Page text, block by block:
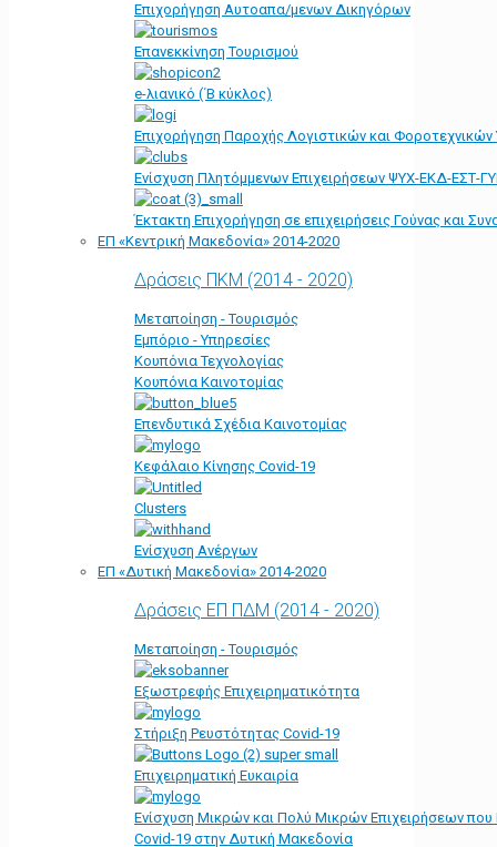
Επιχορήγηση Αυτοαπα/μενων Δικηγόρων
Επανεκκίνηση Τουρισμού
e-λιανικό (΄Β κύκλος)
Επιχορήγηση Παροχής Λογιστικών και
Ενίσχυση Πλητόμμενων Επιχειρήσεων ΨΥΧ-ΕΚΔ-ΕΣΤ-
Έκτακτη Επιχορήγηση σε επιχειρήσεις Γούνας και
ΕΠ «Kεντρική Μακεδονία» 2014-2020
Δράσεις ΠΚΜ (2014 - 2020)
Μεταποίηση - Τουρισμός
Εμπόριο - Υπηρεσίες
Κουπόνια Τεχνολογίας
Κουπόνια Καινοτομίας
Επενδυτικά Σχέδια Καινοτομίας
Κεφάλαιο Κίνησης Covid-19
Clusters
Ενίσχυση Ανέργων
ΕΠ «Δυτική Μακεδονία» 2014-2020
Δράσεις ΕΠ ΠΔΜ (2014 - 2020)
Μεταποίηση - Τουρισμός
Εξωστρεφής Επιχειρηματικότητα
Στήριξη Ρευστότητας Covid-19
Επιχειρηματική Ευκαιρία
Ενίσχυση Μικρών και Πολύ Μικρών Επιχειρήσεων
Covid-19 στην Δυτική Μακεδονία